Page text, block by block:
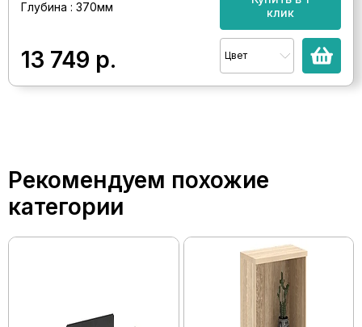
Глубина : 370мм
13 749 р.
клик
Цвет
Рекомендуем похожие
категории